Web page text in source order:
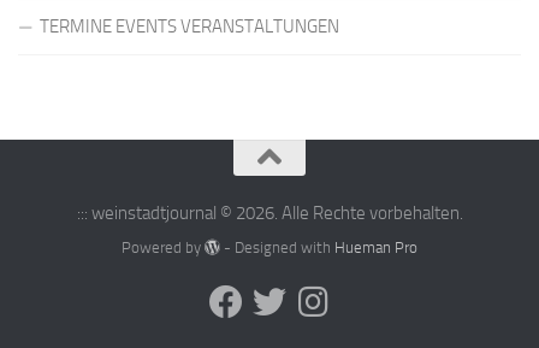
TERMINE EVENTS VERANSTALTUNGEN
::: weinstadtjournal © 2026. Alle Rechte vorbehalten.
Powered by - Designed with Hueman Pro